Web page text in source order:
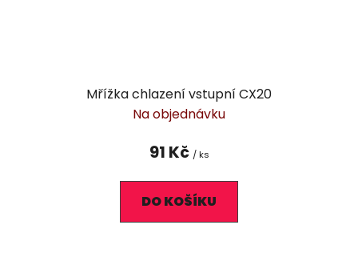
Mřížka chlazení vstupní CX20
Na objednávku
91 Kč / ks
DO KOŠÍKU